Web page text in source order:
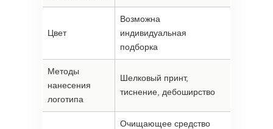
Цвет
Возможна
индивидуальная
подборка
Методы
нанесения
логотипа
Шелковый принт,
тиснение, дебоширство
Очищающее средство